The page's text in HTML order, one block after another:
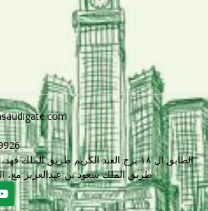
الطابق ال ١٨ برج العبد الكريم طريق الملك
طريق الملك سعود بن عبدالعزيز مع،